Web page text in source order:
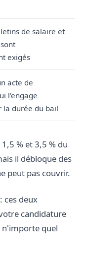
de salaire et
exigés
acte de
l'engage
la durée du bail
% et 3,5 % du
il débloque des
peut pas couvrir.
ces deux
candidature
n'importe quel